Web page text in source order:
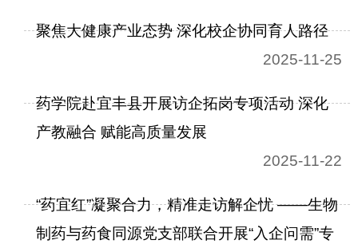
聚焦大健康产业态势 深化校企协同育人路径
2025-11-25
药学院赴宜丰县开展访企拓岗专项活动 深化
产教融合 赋能高质量发展
2025-11-22
“药宜红”凝聚合力，精准走访解企忧 ——生物
制药与药食同源党支部联合开展“入企问需”专